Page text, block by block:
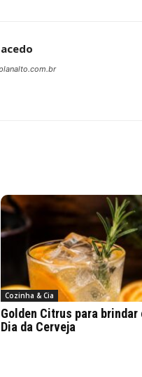
Cozinha & Cia
Golden Citrus para brindar
Dia da Cerveja